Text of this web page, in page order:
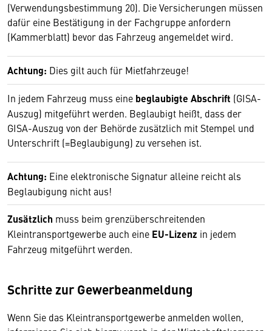
(Verwendungsbestimmung 20). Die Versicherungen müssen
dafür eine Bestätigung in der Fachgruppe anfordern
(Kammerblatt) bevor das Fahrzeug angemeldet wird.
Achtung: Dies gilt auch für Mietfahrzeuge!
In jedem Fahrzeug muss eine beglaubigte Abschrift (GISA-
Auszug) mitgeführt werden. Beglaubigt heißt, dass der
GISA-Auszug von der Behörde zusätzlich mit Stempel und
Unterschrift (=Beglaubigung) zu versehen ist.
Achtung: Eine elektronische Signatur alleine reicht als
Beglaubigung nicht aus!
Zusätzlich muss beim grenzüberschreitenden
Kleintransportgewerbe auch eine EU-Lizenz in jedem
Fahrzeug mitgeführt werden.
Schritte zur Gewerbeanmeldung
Wenn Sie das Kleintransportgewerbe anmelden wollen,